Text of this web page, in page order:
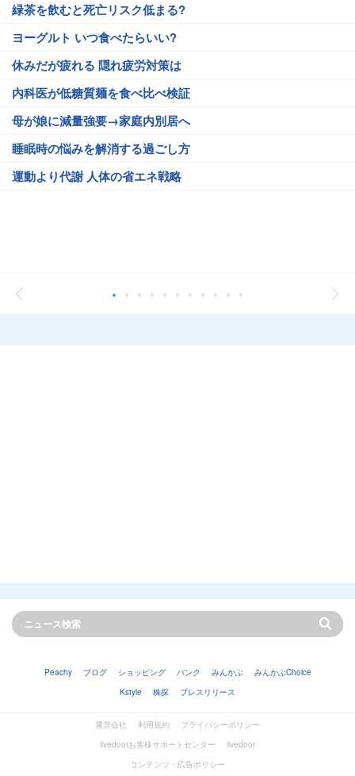
緑茶を飲むと死亡リスク低まる?
ヨーグルト いつ食べたらいい?
休みだが疲れる 隠れ疲労対策は
内科医が低糖質麺を食べ比べ検証
母が娘に減量強要→家庭内別居へ
睡眠時の悩みを解消する過ごし方
運動より代謝 人体の省エネ戦略
Peachy ブログ ショッピング バンク みんかぶ
みんかぶChoice
Kstyle
株探 プレスリリース
運営会社 利用規約
プライバシーポリシー
livedoorお客様サポートセンター
livedoor
コンテンツ・広告ポリシー